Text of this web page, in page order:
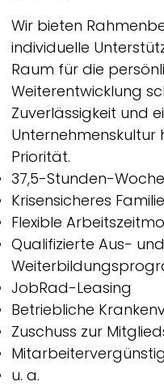
Wir bieten
individuelle
Raum für die
Weiterentwicklung
Zuverlässigkeit und
Priorität.
37,5-Stunden-
Krisensicheres
Flexible
Qualifizierte Aus- und
JobRad-Leasing
Betriebliche
Zuschuss zur
u. a.